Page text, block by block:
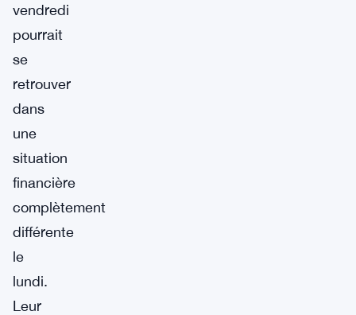
vendredi
pourrait
se
retrouver
dans
une
situation
financière
complètement
différente
le
lundi.
Leur